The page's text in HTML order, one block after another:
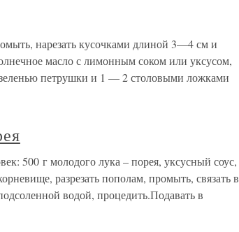
нарезать кусочками длиной 3—4 см и
масло с лимонным соком или уксусом,
петрушки и 1 — 2 столовыми ложками
500 г молодого лука – порея, уксусный соус,
разрезать пополам, промыть, связать в
водой, процедить.Подавать в